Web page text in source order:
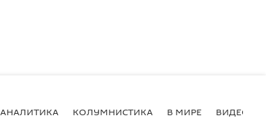
АНАЛИТИКА КОЛУМНИСТИКА В МИРЕ ВИДЕО